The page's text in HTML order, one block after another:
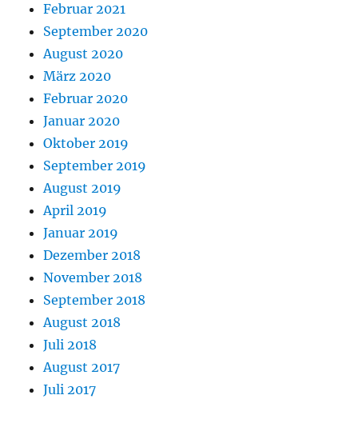
Februar 2021
September 2020
August 2020
März 2020
Februar 2020
Januar 2020
Oktober 2019
September 2019
August 2019
April 2019
Januar 2019
Dezember 2018
November 2018
September 2018
August 2018
Juli 2018
August 2017
Juli 2017